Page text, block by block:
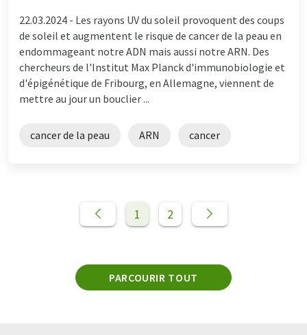
22.03.2024 - Les rayons UV du soleil provoquent des coups
de soleil et augmentent le risque de cancer de la peau en
endommageant notre ADN mais aussi notre ARN. Des
chercheurs de l'Institut Max Planck d'immunobiologie et
d'épigénétique de Fribourg, en Allemagne, viennent de
mettre au jour un bouclier ...
cancer de la peau ARN cancer
1 2
PARCOURIR TOUT